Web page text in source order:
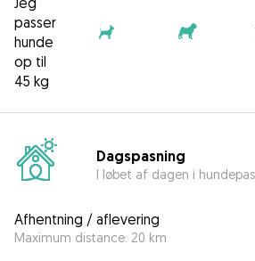
passer
hunde
op til
45 kg
Dagspasning
I løbet af dagen i
Afhentning / aflevering
Maximum distance: 20 km